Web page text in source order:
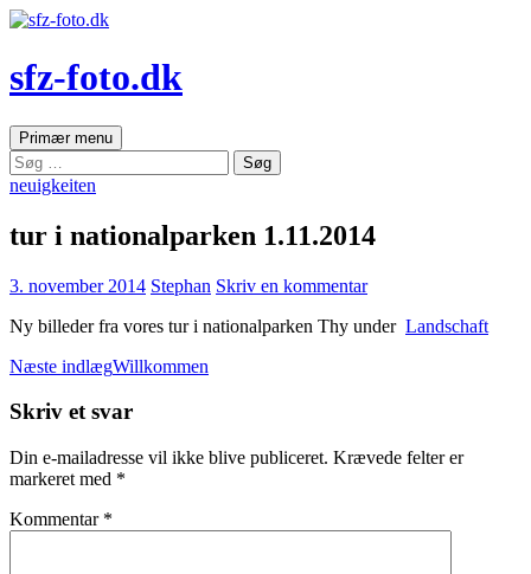
sfz-foto.dk
SøgPrimær menu Hop
til
indhold
Søg
efter:
neuigkeiten
tur i nationalparken 1.11.2014
3. november 2014 Stephan Skriv en kommentar
Ny billeder fra vores tur i nationalparken Thy under Landschaft
Indlægsnavigation
Næste indlægWillkommen
Skriv et svar
Din e-mailadresse vil ikke blive publiceret. Krævede felter er
markeret med *
Kommentar *